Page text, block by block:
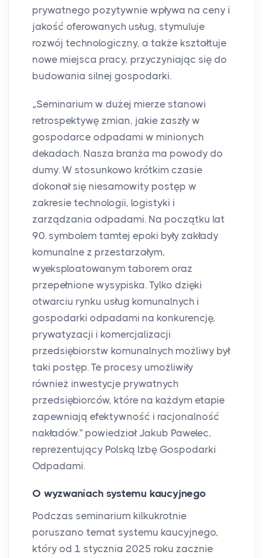
prywatnego pozytywnie wpływa na ceny i
jakość oferowanych usług, stymuluje
rozwój technologiczny, a także kształtuje
nowe miejsca pracy, przyczyniając się do
budowania silnej gospodarki.
„Seminarium w dużej mierze stanowi
retrospektywę zmian, jakie zaszły w
gospodarce odpadami w minionych
dekadach. Nasza branża ma powody do
dumy. W stosunkowo krótkim czasie
dokonał się niesamowity postęp w
zakresie technologii, logistyki i
zarządzania odpadami. Na początku lat
90. symbolem tamtej epoki były zakłady
komunalne z przestarzałym,
wyeksploatowanym taborem oraz
przepełnione wysypiska. Tylko dzięki
otwarciu rynku usług komunalnych i
gospodarki odpadami na konkurencję,
prywatyzacji i komercjalizacji
przedsiębiorstw komunalnych możliwy był
taki postęp. Te procesy umożliwiły
również inwestycje prywatnych
przedsiębiorców, które na każdym etapie
zapewniają efektywność i racjonalność
nakładów.” powiedział Jakub Pawelec,
reprezentujący Polską Izbę Gospodarki
Odpadami.
O wyzwaniach systemu kaucyjnego
Podczas seminarium kilkukrotnie
poruszano temat systemu kaucyjnego,
który od 1 stycznia 2025 roku zacznie